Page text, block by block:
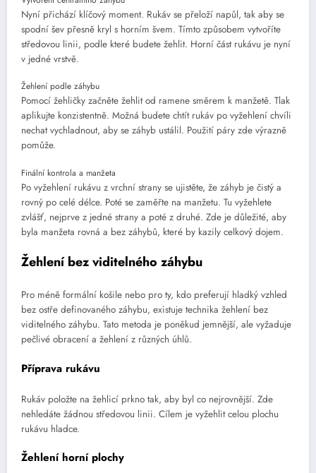
Nyní přichází klíčový moment. Rukáv se přeloží napůl, tak aby se
spodní šev přesně kryl s horním švem. Tímto způsobem vytvoříte
středovou linii, podle které budete žehlit. Horní část rukávu je nyní
v jedné vrstvě.
Žehlení podle záhybu
Pomocí žehličky začněte žehlit od ramene směrem k manžetě. Tlak
aplikujte konzistentně. Možná budete chtít rukáv po vyžehlení chvíli
nechat vychladnout, aby se záhyb ustálil. Použití páry zde výrazně
pomůže.
Finální kontrola a manžeta
Po vyžehlení rukávu z vrchní strany se ujistěte, že záhyb je čistý a
rovný po celé délce. Poté se zaměřte na manžetu. Tu vyžehlete
zvlášť, nejprve z jedné strany a poté z druhé. Zde je důležité, aby
byla manžeta rovná a bez záhybů, které by kazily celkový dojem.
Žehlení bez viditelného záhybu
Pro méně formální košile nebo pro ty, kdo preferují hladký vzhled
bez ostře definovaného záhybu, existuje technika žehlení bez
viditelného záhybu. Tato metoda je poněkud jemnější, ale vyžaduje
pečlivé obracení a žehlení z různých úhlů.
Příprava rukávu
Rukáv položte na žehlicí prkno tak, aby byl co nejrovnější. Zde
nehledáte žádnou středovou linii. Cílem je vyžehlit celou plochu
rukávu hladce.
Žehlení horní plochy